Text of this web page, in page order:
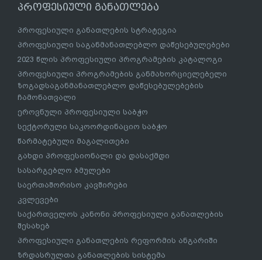
პროფესიული განათლება
პროფესიული განათლების სტრატეგია
პროფესიული საგანმანათლებლო დაწესებულებები
2023 წლის პროფესიული პროგრამების კატალოგი
პროფესიული პროგრამების განმახორციელებელი
ზოგადსაგანმანათლებლო დაწესებულებების
ჩამონათვალი
ეროვნული პროფესიული საბჭო
სექტორული საკოორდინაციო საბჭო
წარმატებული მაგალითები
გახდი პროფესიონალი და დასაქმდი
სასარგებლო ბმულები
საერთაშორისო კავშირები
კვლევები
საქართველოს კანონი პროფესიული განათლების
შესახებ
პროფესიული განათლების რეფორმის ანგარიში
ზრდასრულთა განათლების სისტემა